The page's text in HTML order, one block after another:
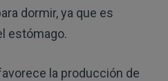
dormir, ya que es
estómago.
la producción de